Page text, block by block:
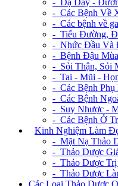
- Dạ Dày -
- Các Bệnh Về
- Các bệnh về
- Tiểu Đường,
- Nhức Đầu Và
- Bệnh Đậu
- Sỏi Thận, Sỏi
- Tai - Mũi -
- Các Bệnh Phụ
- Các Bệnh
- Suy Nhược -
- Các Bệnh Ở
Kinh Nghiệm Làm
- Mặt Nạ Thảo
- Thảo Dược
- Thảo Dược
- Thảo Dược
Các Loại Thảo Dược